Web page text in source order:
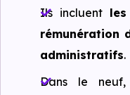
Ils incluent
rémunération
administratifs.
Dans le neuf,